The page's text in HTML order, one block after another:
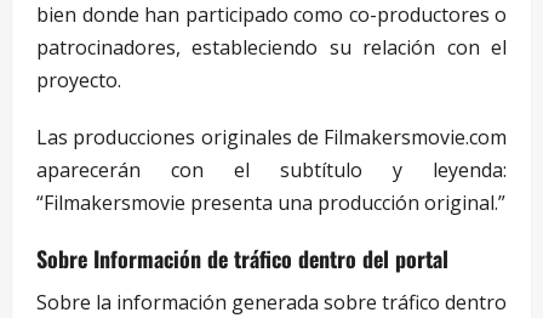
bien donde han participado como co-productores o
patrocinadores, estableciendo su relación con el
proyecto.
Las producciones originales de Filmakersmovie.com
aparecerán con el subtítulo y leyenda:
“Filmakersmovie presenta una producción original.”
Sobre Información de tráfico dentro del portal
Sobre la información generada sobre tráfico dentro